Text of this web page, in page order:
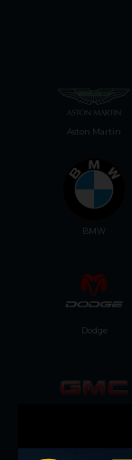
Dodge
BMW
Aston Martin